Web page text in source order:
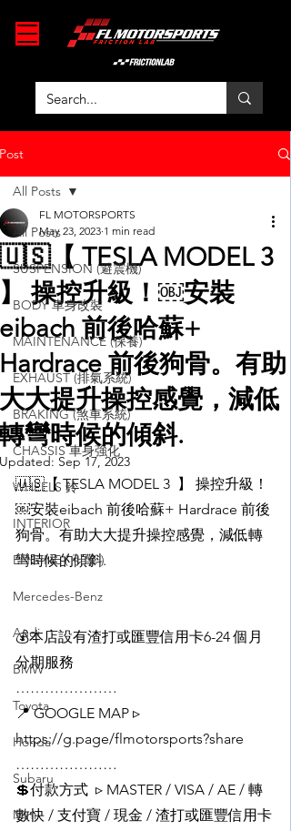
Post
All Posts
SUSPENSION (避震機)
BODY 車身改裝
MAINTENANCE (保養)
EXHAUST (排氣系統)
BRAKING (煞車系統)
CHASSIS 車身強化
WHEELS 鈴
INTERIOR
ENGINE ( 引擎 )
Mercedes-Benz
Audi
BMW
Toyota
Honda
Subaru
Mini
All Posts
🇺🇸【 TESLA MODEL 3
】 操控升級！￼安裝
eibach 前後哈蘇+
Hardrace 前後狗骨。有助
大大提升操控感覺，減低
轉彎時候的傾斜.
FL MOTORSPORTS
May 23, 2023 1 min read
Updated: Sep 17, 2023
🇺🇸【 TESLA MODEL 3  】 操控升級！
￼安裝eibach 前後哈蘇+ Hardrace 前後
狗骨。有助大大提升操控感覺，減低轉
彎時候的傾斜.
💰本店設有渣打或匯豐信用卡6-24 個月
分期服務
…………………
📍 GOOGLE MAP ▹
https://g.page/flmotorsports?share
…………………
💲付款方式  ▹ MASTER / VISA / AE / 轉
數快 / 支付寶 / 現金 / 渣打或匯豐信用卡